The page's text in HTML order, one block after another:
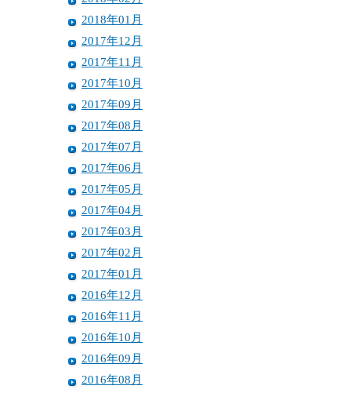
2018年01月
2017年12月
2017年11月
2017年10月
2017年09月
2017年08月
2017年07月
2017年06月
2017年05月
2017年04月
2017年03月
2017年02月
2017年01月
2016年12月
2016年11月
2016年10月
2016年09月
2016年08月